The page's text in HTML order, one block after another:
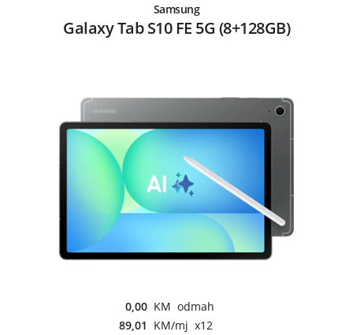
Samsung
Galaxy Tab S10 FE 5G (8+128GB)
0,00 KM odmah
89,01 KM/mj x12